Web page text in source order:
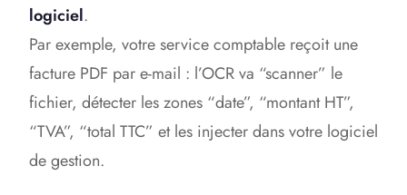
logiciel.
Par exemple, votre service comptable reçoit une
facture PDF par e-mail : l’OCR va “scanner” le
fichier, détecter les zones “date”, “montant HT”,
“TVA”, “total TTC” et les injecter dans votre logiciel
de gestion.